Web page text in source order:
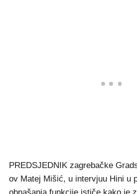
PREDSJEDNIK zagrebačke
ov Matej Mišić, u intervjuu Hini u